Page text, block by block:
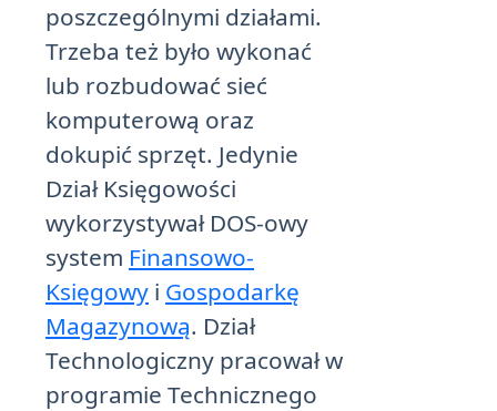
poszczególnymi działami.
Trzeba też było wykonać
lub rozbudować sieć
komputerową oraz
dokupić sprzęt. Jedynie
Dział Księgowości
wykorzystywał DOS-owy
system Finansowo-
Księgowy i Gospodarkę
Magazynową. Dział
Technologiczny pracował w
programie Technicznego